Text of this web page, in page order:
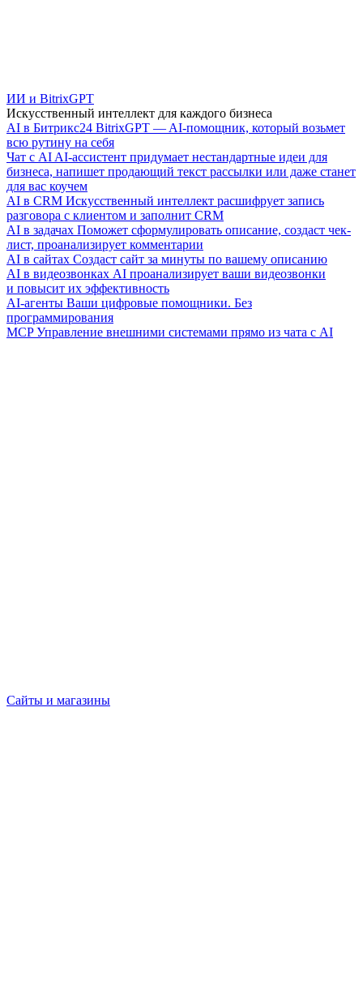
ИИ и BitrixGPT
Искусственный интеллект для каждого бизнеса
AI в Битрикс24 BitrixGPT — AI-помощник, который возьмет
всю рутину на себя
Чат с AI AI-ассистент придумает нестандартные идеи для
бизнеса, напишет продающий текст рассылки или даже станет
для вас коучем
AI в CRM Искусственный интеллект расшифрует запись
разговора с клиентом и заполнит CRM
AI в задачах Поможет сформулировать описание, создаст чек-
лист, проанализирует комментарии
AI в сайтах Создаст сайт за минуты по вашему описанию
AI в видеозвонках AI проанализирует ваши видеозвонки
и повысит их эффективность
AI-агенты Ваши цифровые помощники. Без
программирования
MCP Управление внешними системами прямо из чата с AI
Сайты и магазины